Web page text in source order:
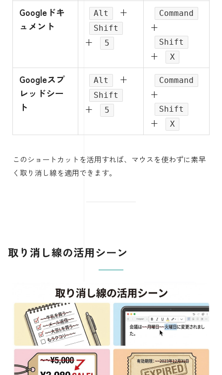
Googleドキ
ュメント
Alt +
Shift
+ 5
Command
+
Shift
+ X
Googleスプ
レッドシー
ト
Alt +
Shift
+ 5
Command
+
Shift
+ X
このショートカットを活用すれば、マウスを使わずに素早
く取り消し線を適用できます。
取り消し線の活用シーン